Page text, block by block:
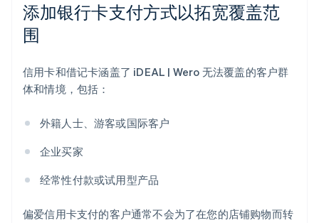
添加银行卡支付方式以拓宽覆盖范
围
信用卡和借记卡涵盖了 iDEAL | Wero 无法覆盖的客户群
体和情境，包括：
外籍人士、游客或国际客户
企业买家
经常性付款或试用型产品
偏爱信用卡支付的客户通常不会为了在您的店铺购物而转